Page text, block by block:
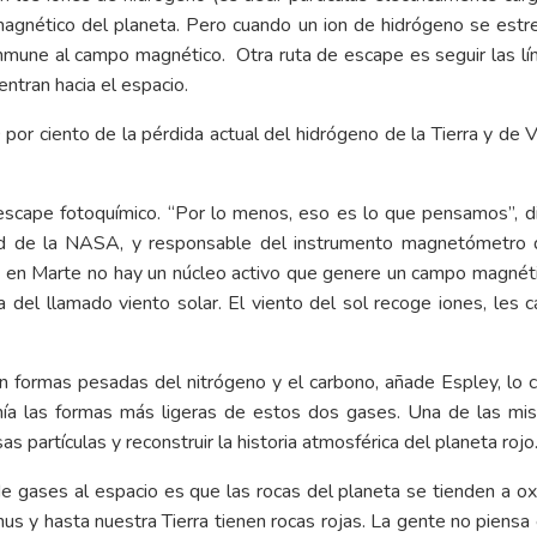
del planeta. Pero cuando un ion de hidrógeno se
al campo magnético. Otra ruta de escape es seguir las
hacia el espacio.
ciento de la pérdida actual del hidrógeno de la Tierra y de
fotoquímico. “Por lo menos, eso es lo que pensamos”,
de la NASA, y responsable del instrumento
Marte no hay un núcleo activo que genere un campo
llamado viento solar. El viento del sol recoge iones, les
formas pesadas del nitrógeno y el carbono, añade Espley, lo
las formas más ligeras de estos dos gases. Una de las
partículas y reconstruir la historia atmosférica del planeta rojo.
gases al espacio es que las rocas del planeta se tienden a
y hasta nuestra Tierra tienen rocas rojas. La gente no